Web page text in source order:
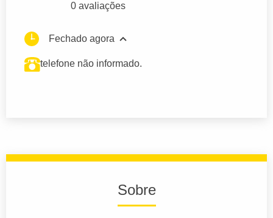
0 avaliações
Fechado agora
telefone não informado.
Sobre